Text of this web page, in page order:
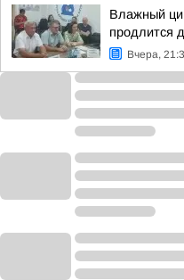
Влажный
продлится
Вчера,